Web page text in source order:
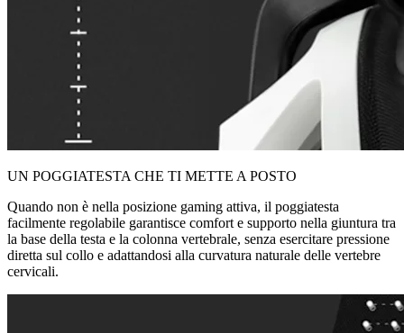
UN POGGIATESTA CHE TI METTE A POSTO
Quando non è nella posizione gaming attiva, il poggiatesta
facilmente regolabile garantisce comfort e supporto nella giuntura tra
la base della testa e la colonna vertebrale, senza esercitare pressione
diretta sul collo e adattandosi alla curvatura naturale delle vertebre
cervicali.